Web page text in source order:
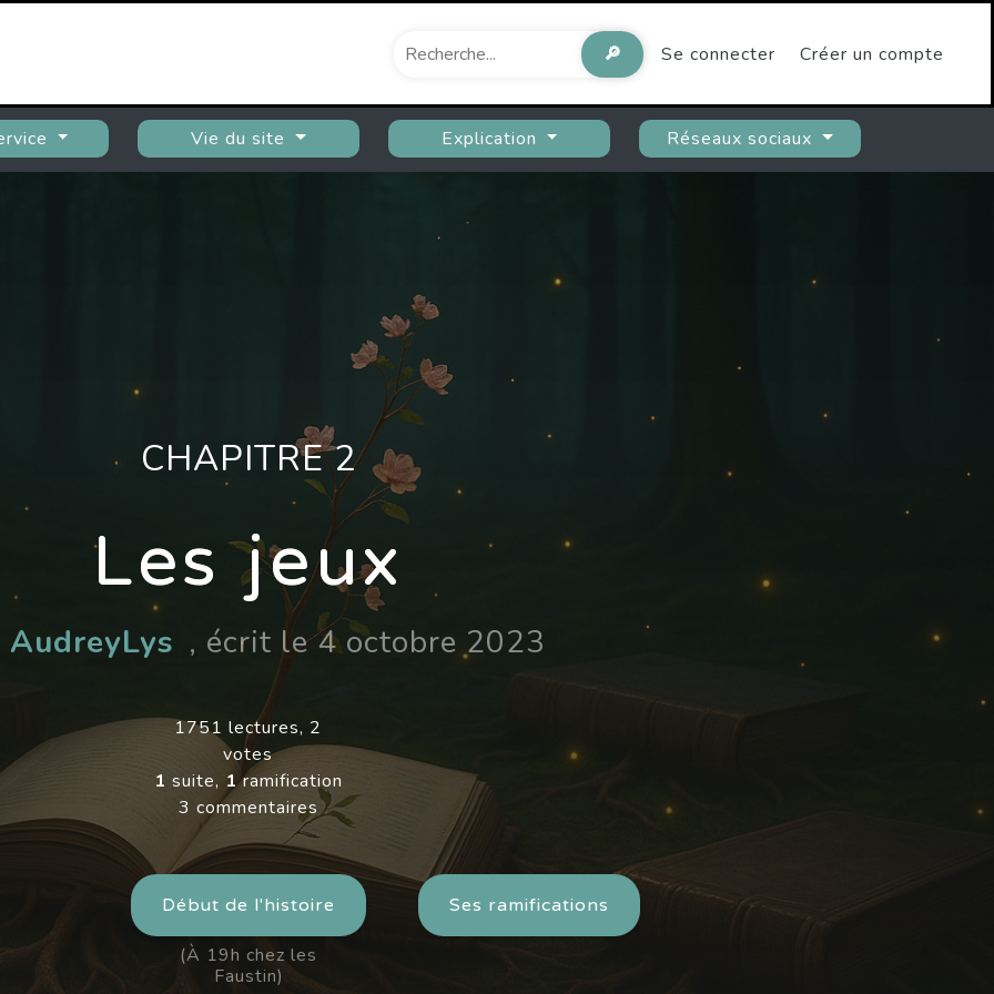
🔎 Se connecter Créer un compte
Vie du site Explication Réseaux sociaux
CHAPITRE 2
Les jeux
AudreyLys , écrit le 4 octobre 2023
1751 lectures, 2
votes
1 suite, 1ramification
3 commentaires
Début de l'histoire
(À 19h chez les
Faustin)
Ses ramifications